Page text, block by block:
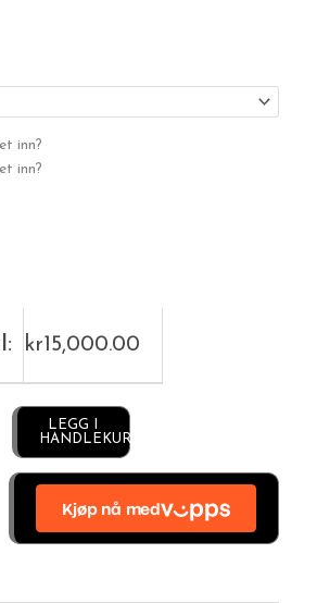
inn?
inn?
kr15,000.00
LEGG I
HANDLEKURV